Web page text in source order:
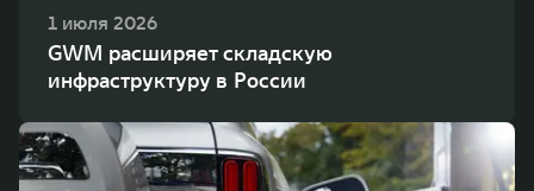
1 июля 2026
GWM расширяет складскую
инфраструктуру в России